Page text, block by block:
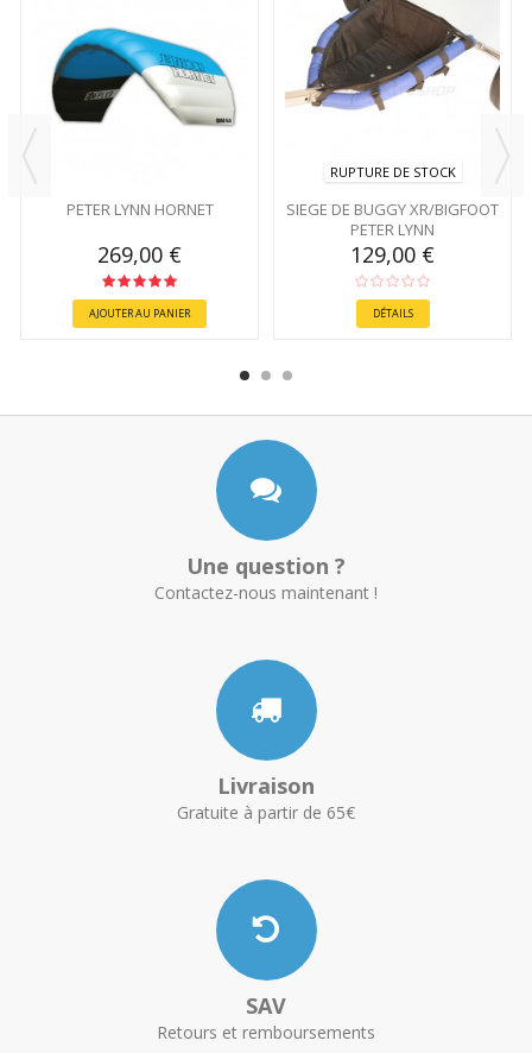
PETER LYNN HORNET
269,00 €
AJOUTER AU PANIER
RUPTURE DE STOCK
SIEGE DE BUGGY XR/BIGFOOT
PETER LYNN
129,00 €
DÉTAILS
Une question ?
Contactez-nous maintenant !
Livraison
Gratuite à partir de 65€
SAV
Retours et remboursements